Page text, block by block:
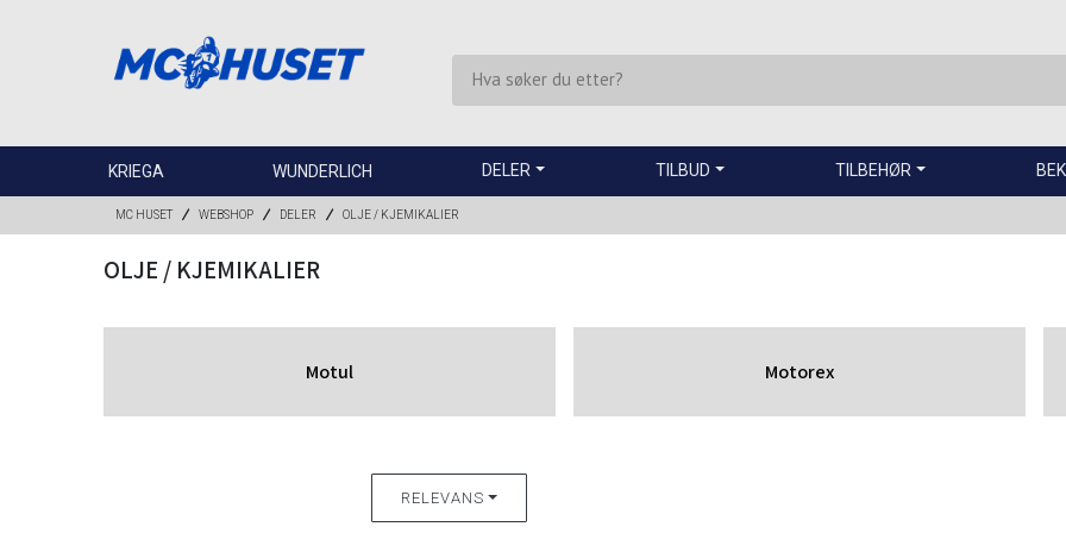
KRIEGA WUNDERLICH DELER TILBUD TILBEHØR
MC HUSET WEBSHOP DELER OLJE / KJEMIKALIER
OLJE / KJEMIKALIER
Motul Motorex
RELEVANS